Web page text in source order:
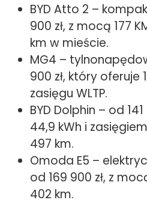
BYD Atto 2 –
900 zł, z mocą 177
km w mieście.
MG4 –
900 zł, który oferuje
zasięgu WLTP.
BYD Dolphin – od
44,9 kWh i
497 km.
Omoda E5 –
od 169 900 zł, z
402 km.